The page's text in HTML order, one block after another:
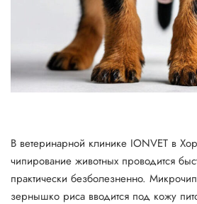
В ветеринарной клинике IONVET в
чипирование животных проводится
практически безболезненно.
зернышко риса вводится под кожу